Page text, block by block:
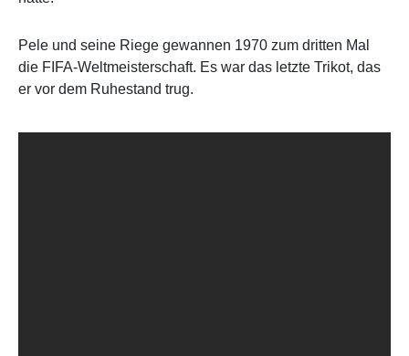
Pele und seine Riege gewannen 1970 zum dritten Mal
die FIFA-Weltmeisterschaft. Es war das letzte Trikot, das
er vor dem Ruhestand trug.